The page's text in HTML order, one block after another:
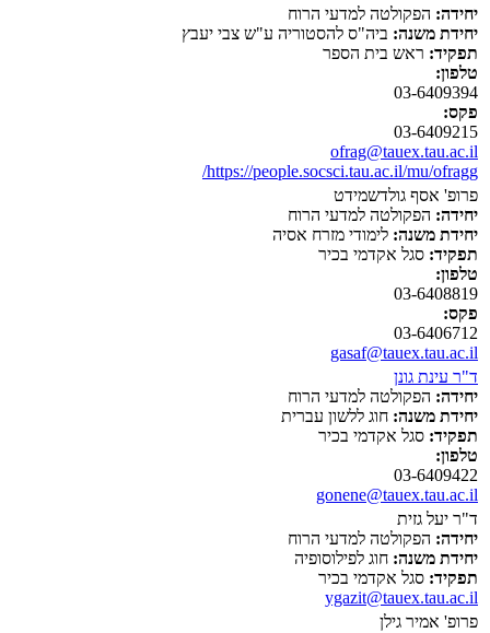
יחידה: הפקולטה למדעי הרוח
יחידת משנה: ביה"ס להסטוריה ע"ש צבי יעבץ
תפקיד: ראש בית הספר
טלפון:
03-6409394
פקס:
03-6409215
ofrag@tauex.tau.ac.il
https://people.socsci.tau.ac.il/mu/ofragg/
פרופ' אסף גולדשמידט
יחידה: הפקולטה למדעי הרוח
יחידת משנה: לימודי מזרח אסיה
תפקיד: סגל אקדמי בכיר
טלפון:
03-6408819
פקס:
03-6406712
gasaf@tauex.tau.ac.il
ד"ר עינת גונן
יחידה: הפקולטה למדעי הרוח
יחידת משנה: חוג ללשון עברית
תפקיד: סגל אקדמי בכיר
טלפון:
03-6409422
gonene@tauex.tau.ac.il
ד"ר יעל גזית
יחידה: הפקולטה למדעי הרוח
יחידת משנה: חוג לפילוסופיה
תפקיד: סגל אקדמי בכיר
ygazit@tauex.tau.ac.il
פרופ' אמיר גילן